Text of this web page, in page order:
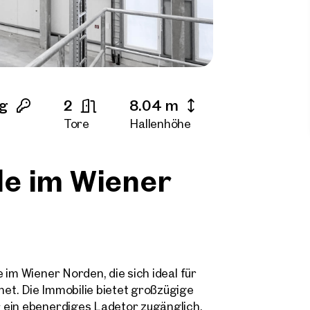
2
Tore
8.04 m
Hallenhöhe
im Wiener
Wiener Norden, die sich ideal für
Die Immobilie bietet großzügige
ebenerdiges Ladetor zugänglich.